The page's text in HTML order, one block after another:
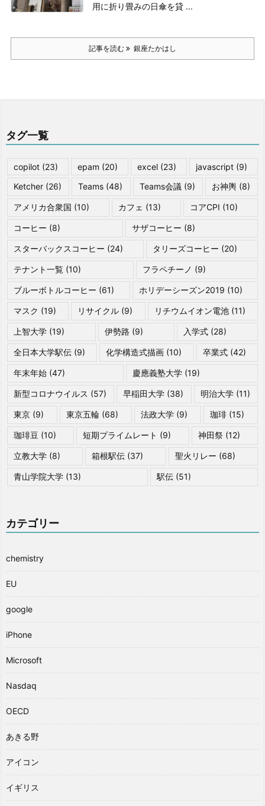
用に折り畳みの日傘を貸 ...
記事を読む 銀座たかはし
タグ一覧
copilot (23) epam (20) excel (23) javascript (9)
Ketcher (26) Teams (48) Teams会議 (9) お神輿(8)
アメリカ合衆国 (10) カフェ (13) コアCPI (10)
コーヒー (8) サザコーヒー (8)
スターバックスコーヒー (24) タリーズコーヒー (20)
テナント一覧 (10) フラペチーノ (9)
ブルーボトルコーヒー (61) ホリデーシーズン2019 (10)
マスク (19) リサイクル (9) リチウムイオン電池(11)
上智大学 (19) 伊勢路 (9) 入学式 (28)
全日本大学駅伝 (9) 化学構造式描画 (10) 卒業式(42)
年末年始 (47) 慶應義塾大学(19)
新型コロナウイルス (57) 早稲田大学 (38) 明治大学(11)
東京 (9) 東京五輪 (68) 法政大学 (9) 珈琲 (15)
珈琲豆 (10) 短期プライムレート (9) 神田祭(12)
立教大学 (8) 箱根駅伝 (37) 聖火リレー (68)
青山学院大学 (13) 駅伝 (51)
カテゴリー
chemistry
EU
google
iPhone
Microsoft
Nasdaq
OECD
あきる野
アイコン
イギリス